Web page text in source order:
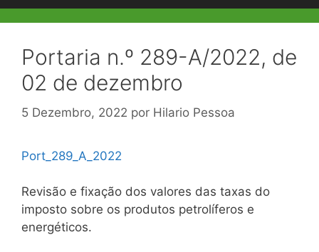
Portaria n.º 289-A/2022, de
02 de dezembro
5 Dezembro, 2022 por Hilario Pessoa
Port_289_A_2022
Revisão e fixação dos valores das taxas do
imposto sobre os produtos petrolíferos e
energéticos.